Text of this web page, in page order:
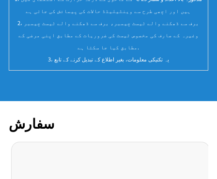
ہیں اور اچھی طرح سے وینٹیلیٹڈ حالات کی پیمائش کی جاتی ہے
2، برف سے ڈھکنے والے ٹیسٹ چیمبر، برف سے ڈھکنے والے ٹیسٹ چیمبر
وغیرہ کے صارف کی مخصوص ٹیسٹ کی ضروریات کے مطابق اپنی مرضی کے
مطابق کیا جا سکتا ہے.
3، یہ تکنیکی معلومات، بغیر اطلاع کے تبدیل کرنے کے تابع
سفارش